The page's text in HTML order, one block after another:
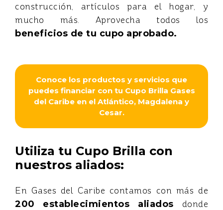
construcción, artículos para el hogar, y
mucho más. Aprovecha todos los
beneficios de tu cupo aprobado.
Conoce los productos y servicios que
puedes financiar con tu Cupo Brilla Gases
del Caribe en el Atlántico, Magdalena y
Cesar.
Utiliza tu Cupo Brilla con
nuestros aliados:
En Gases del Caribe contamos con más de
200
establecimientos aliados donde